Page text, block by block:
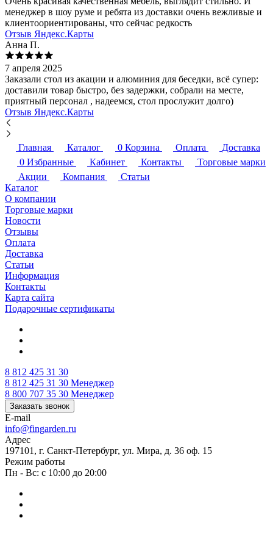
менеджер в шоу руме и ребята из доставки очень вежливые и
клиентоориентированы, что сейчас редкость
Отзыв Яндекс.Карты
Анна П.
7 апреля 2025
Заказали стол из акации и алюминия для беседки, всё супер:
доставили товар быстро, без задержки, собрали на месте,
приятный персонал , надеемся, стол прослужит долго)
Отзыв Яндекс.Карты
Главная Каталог 0 Корзина Оплата
Доставка
0 Избранные Кабинет Контакты
Торговые марки
Акции
Компания
Статьи
Каталог
О компании
Торговые марки
Новости
Отзывы
Оплата
Доставка
Статьи
Информация
Контакты
Карта сайта
Подарочные сертификаты
8 812 425 31 30
8 812 425 31 30 Менеджер
8 800 707 35 30 Менеджер
Заказать звонок
E-mail
info@fingarden.ru
Адрес
197101, г. Санкт-Петербург, ул. Мира, д. 36 оф. 15
Режим работы
Пн - Вс: с 10:00 до 20:00